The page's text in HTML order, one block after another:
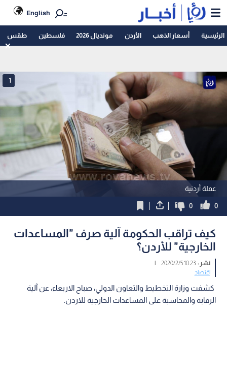
English
الرئيسية أسعار الذهب الأردن مونديال 2026 فلسطين طقس
عملة أردنية
1
0
0
كيف تراقب الحكومة آلية صرف "المساعدات
الخارجية" للأردن؟
نشر :10:23 2020/2/5
|
اقتصاد
كشفت وزارة التخطيط والتعاون الدولي، صباح الاربعاء، عن آلية
الرقابة والمحاسبة على المساعدات الخارجية للاردن.